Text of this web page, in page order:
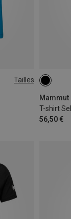
Tailles
Mammut
T-shirt
56,50 €
L